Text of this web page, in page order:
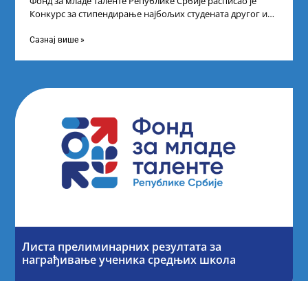
Конкурс за стипендирање најбољих студената другог и
Сазнај више »
Листа прелиминарних резултата за
награђивање ученика средњих школа